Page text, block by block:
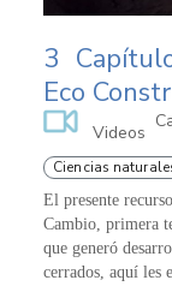
3
Eco
Videos
Ciencias
El presente
Cambio, primera
que generó
cerrados, aquí les